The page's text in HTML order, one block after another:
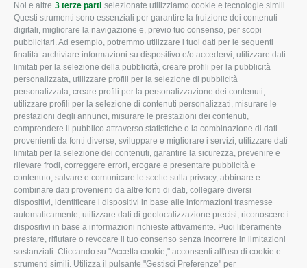
Noi e altre 3 terze parti selezionate utilizziamo cookie e tecnologie simili.
Questi strumenti sono essenziali per garantire la fruizione dei contenuti
digitali, migliorare la navigazione e, previo tuo consenso, per scopi
pubblicitari. Ad esempio, potremmo utilizzare i tuoi dati per le seguenti
finalità: archiviare informazioni su dispositivo e/o accedervi, utilizzare dati
limitati per la selezione della pubblicità, creare profili per la pubblicità
personalizzata, utilizzare profili per la selezione di pubblicità
personalizzata, creare profili per la personalizzazione dei contenuti,
utilizzare profili per la selezione di contenuti personalizzati, misurare le
prestazioni degli annunci, misurare le prestazioni dei contenuti,
comprendere il pubblico attraverso statistiche o la combinazione di dati
provenienti da fonti diverse, sviluppare e migliorare i servizi, utilizzare dati
limitati per la selezione dei contenuti, garantire la sicurezza, prevenire e
rilevare frodi, correggere errori, erogare e presentare pubblicità e
contenuto, salvare e comunicare le scelte sulla privacy, abbinare e
combinare dati provenienti da altre fonti di dati, collegare diversi
dispositivi, identificare i dispositivi in base alle informazioni trasmesse
automaticamente, utilizzare dati di geolocalizzazione precisi, riconoscere i
dispositivi in base a informazioni richieste attivamente. Puoi liberamente
prestare, rifiutare o revocare il tuo consenso senza incorrere in limitazioni
sostanziali. Cliccando su "Accetta cookie," acconsenti all'uso di cookie e
strumenti simili. Utilizza il pulsante "Gestisci Preferenze" per
CONFAGRICOLTURA
ROVIGO
L'Associazione
Missione e Progetto
Organigramma aziendale
I Nostri Servizi
Uffici della Sede
provinciale
Le Sedi di Zona
Agricoltori S.r.l.
Whistleblowing
Confagricoltura Rovigo e
Agricoltori srl
CONFAGRICOLTURA
INFORMA
Tecnico
Fiscale
Lavoro
Ambiente
Associazione
CONFAGRICOLTURA
ATTIVA
Notizie in evidenza
Eventi
Comunicati Stampa